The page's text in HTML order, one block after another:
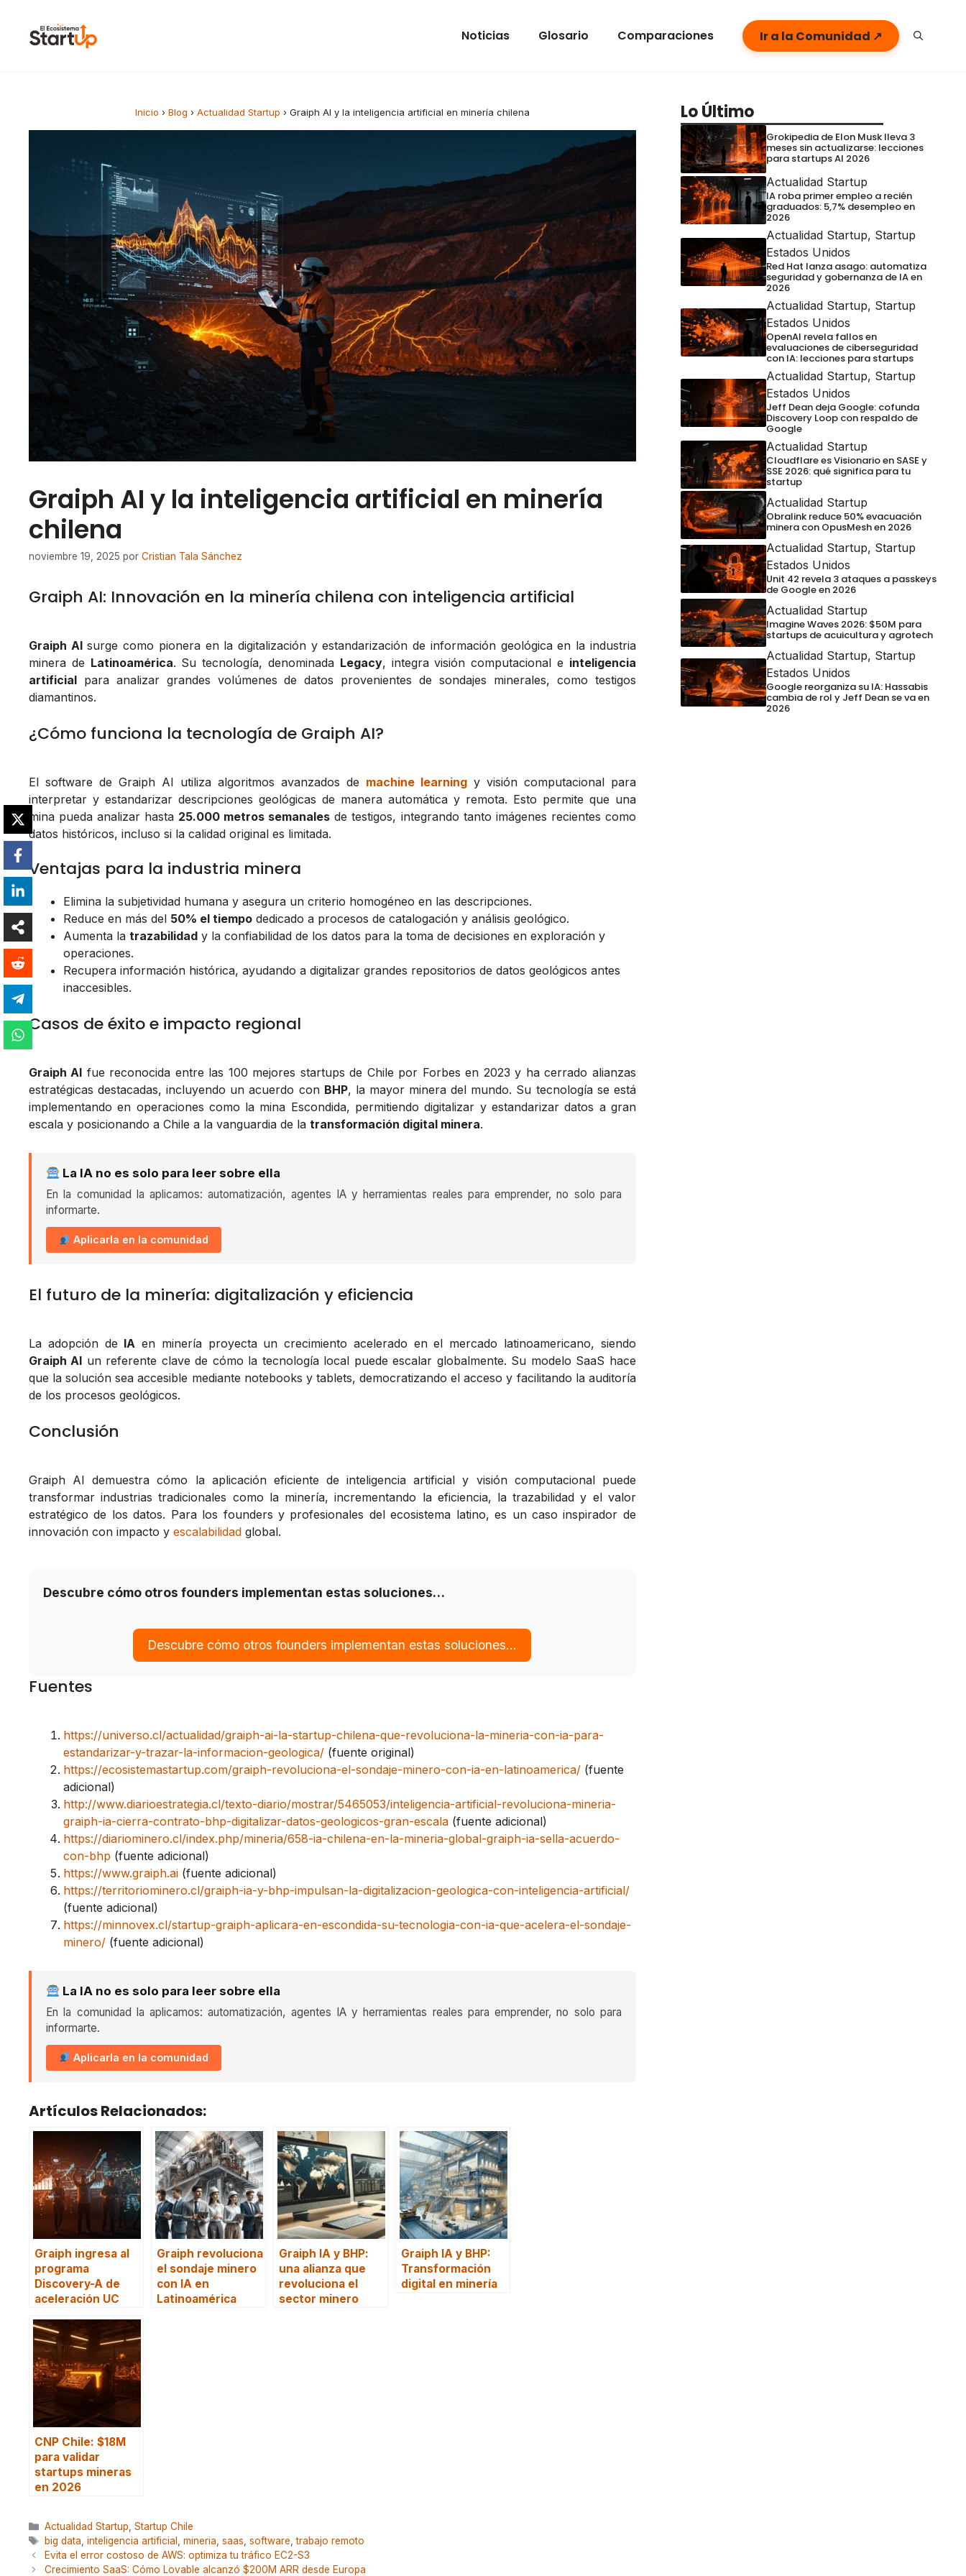
Noticias Glosario Comparaciones Ir a la Comunidad ↗
Inicio › Blog › Actualidad Startup › Graiph AI y la inteligencia artificial en minería chilena
Graiph AI y la inteligencia artificial en minería
chilena
noviembre 19, 2025 por Cristian Tala Sánchez
Graiph AI: Innovación en la minería chilena con inteligencia artificial
Graiph AIsurge como pionera en la digitalización y estandarización de información geológica en la industria
minera de Latinoamérica. Su tecnología, denominada Legacy, integra visión computacional e inteligencia
artificial para analizar grandes volúmenes de datos provenientes de sondajes minerales, como testigos
diamantinos.
¿Cómo funciona la tecnología de Graiph AI?
El software de Graiph AI utiliza algoritmos avanzados de machine learningy visión computacional para
interpretar y estandarizar descripciones geológicas de manera automática y remota. Esto permite que una
mina pueda analizar hasta 25.000 metros semanales de testigos, integrando tanto imágenes recientes como
datos históricos, incluso si la calidad original es limitada.
Ventajas para la industria minera
Elimina la subjetividad humana y asegura un criterio homogéneo en las descripciones.
Reduce en más del 50% el tiempo dedicado a procesos de catalogación y análisis geológico.
Aumenta la trazabilidad y la confiabilidad de los datos para la toma de decisiones en exploración y
operaciones.
Recupera información histórica, ayudando a digitalizar grandes repositorios de datos geológicos antes
inaccesibles.
Casos de éxito e impacto regional
Graiph AI fue reconocida entre las 100 mejores startups de Chile por Forbes en 2023 y ha cerrado alianzas
estratégicas destacadas, incluyendo un acuerdo con BHP, la mayor minera del mundo. Su tecnología se está
implementando en operaciones como la mina Escondida, permitiendo digitalizar y estandarizar datos a gran
escala y posicionando a Chile a la vanguardia de la transformación digital minera.
La IA no es solo para leer sobre ella
En la comunidad la aplicamos: automatización, agentes IA y herramientas reales para emprender, no solo para
informarte.
Aplicarla en la comunidad
El futuro de la minería: digitalización y eficiencia
La adopción de IA en minería proyecta un crecimiento acelerado en el mercado latinoamericano, siendo
Graiph AI un referente clave de cómo la tecnología local puede escalar globalmente. Su modelo SaaS hace
que la solución sea accesible mediante notebooks y tablets, democratizando el acceso y facilitando la auditoría
de los procesos geológicos.
Conclusión
Graiph AI demuestra cómo la aplicación eficiente de inteligencia artificial y visión computacional puede
transformar industrias tradicionales como la minería, incrementando la eficiencia, la trazabilidad y el valor
estratégico de los datos. Para los founders y profesionales del ecosistema latino, es un caso inspirador de
innovación con impacto y escalabilidad global.
Descubre cómo otros founders implementan estas soluciones…
Descubre cómo otros founders implementan estas soluciones…
Fuentes
https://universo.cl/actualidad/graiph-ai-la-startup-chilena-que-revoluciona-la-mineria-con-ia-para-
estandarizar-y-trazar-la-informacion-geologica/ (fuente original)
https://ecosistemastartup.com/graiph-revoluciona-el-sondaje-minero-con-ia-en-latinoamerica/ (fuente
adicional)
http://www.diarioestrategia.cl/texto-diario/mostrar/5465053/inteligencia-artificial-revoluciona-mineria-
graiph-ia-cierra-contrato-bhp-digitalizar-datos-geologicos-gran-escala (fuente adicional)
https://diariominero.cl/index.php/mineria/658-ia-chilena-en-la-mineria-global-graiph-ia-sella-acuerdo-
con-bhp (fuente adicional)
https://www.graiph.ai (fuente adicional)
https://territoriominero.cl/graiph-ia-y-bhp-impulsan-la-digitalizacion-geologica-con-inteligencia-artificial/
(fuente adicional)
https://minnovex.cl/startup-graiph-aplicara-en-escondida-su-tecnologia-con-ia-que-acelera-el-sondaje-
minero/ (fuente adicional)
La IA no es solo para leer sobre ella
En la comunidad la aplicamos: automatización, agentes IA y herramientas reales para emprender, no solo para
informarte.
Aplicarla en la comunidad
Artículos Relacionados:
Graiph ingresa al
programa
Discovery-A de
aceleración UC
Graiph revoluciona
el sondaje minero
con IA en
Latinoamérica
Graiph IA y BHP:
una alianza que
revoluciona el
sector minero
Graiph IA y BHP:
Transformación
digital en minería
CNP Chile: $18M
para validar
startups mineras
en 2026
Categorías
Actualidad Startup Startup Chile
Etiquetas
big data inteligencia artificial mineria saas software ,trabajo remoto
Evita el error costoso de AWS: optimiza tu tráfico EC2-S3
Crecimiento SaaS: Cómo Lovable alcanzó $200M ARR desde Europa
Lo Último
Grokipedia de Elon Musk lleva 3
meses sin actualizarse: lecciones
para startups AI 2026
Actualidad Startup
IA roba primer empleo a recién
graduados: 5,7% desempleo en
2026
Actualidad Startup, Startup
Estados Unidos
Red Hat lanza asago: automatiza
seguridad y gobernanza de IA en
2026
Actualidad Startup, Startup
Estados Unidos
OpenAI revela fallos en
evaluaciones de ciberseguridad
con IA: lecciones para startups
Actualidad Startup, Startup
Estados Unidos
Jeff Dean deja Google: cofunda
Discovery Loop con respaldo de
Google
Actualidad Startup
Cloudflare es Visionario en SASE y
SSE 2026: qué significa para tu
startup
Actualidad Startup
Obralink reduce 50% evacuación
minera con OpusMesh en 2026
Actualidad Startup, Startup
Estados Unidos
Unit 42 revela 3 ataques a passkeys
de Google en 2026
Actualidad Startup
Imagine Waves 2026: $50M para
startups de acuicultura y agrotech
Actualidad Startup, Startup
Estados Unidos
Google reorganiza su IA: Hassabis
cambia de rol y Jeff Dean se va en
2026